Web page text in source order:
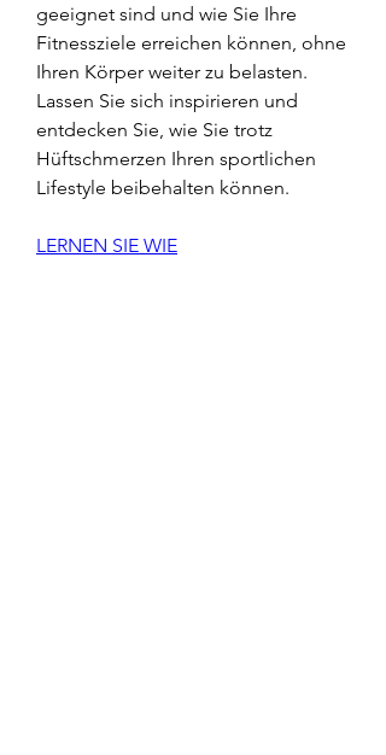
geeignet sind und wie Sie Ihre
Fitnessziele erreichen können, ohne
Ihren Körper weiter zu belasten.
Lassen Sie sich inspirieren und
entdecken Sie, wie Sie trotz
Hüftschmerzen Ihren sportlichen
Lifestyle beibehalten können.
LERNEN SIE WIE